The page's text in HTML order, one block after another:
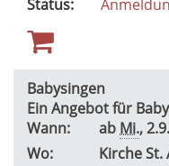
Status:
Babysingen
Ein Angebot für
Wann:
ab Mi.,
Wo:
Kirche St.